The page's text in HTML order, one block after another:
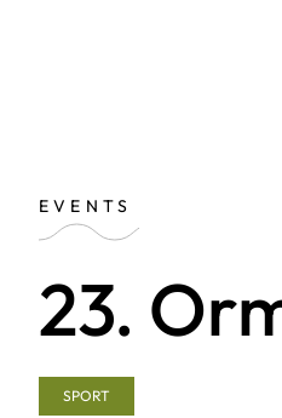
EVENTS
23.
SPORT